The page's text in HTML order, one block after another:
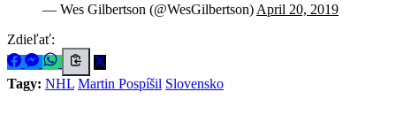
— Wes Gilbertson (@WesGilbertson) April 20, 2019
Zdieľať:
Tagy: NHL Martin Pospíšil Slovensko